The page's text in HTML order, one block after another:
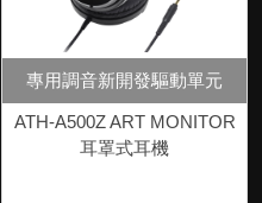
專用調音新開發驅動單元
ATH-A500Z ART MONITOR
耳罩式耳機